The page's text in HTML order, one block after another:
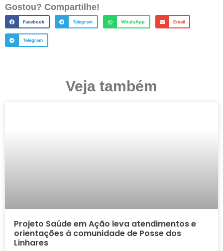
Gostou? Compartilhe!
Facebook Telegram WhatsApp Email
Telegram
Veja também
Projeto Saúde em Ação leva atendimentos e
orientações à comunidade de Posse dos
Linhares